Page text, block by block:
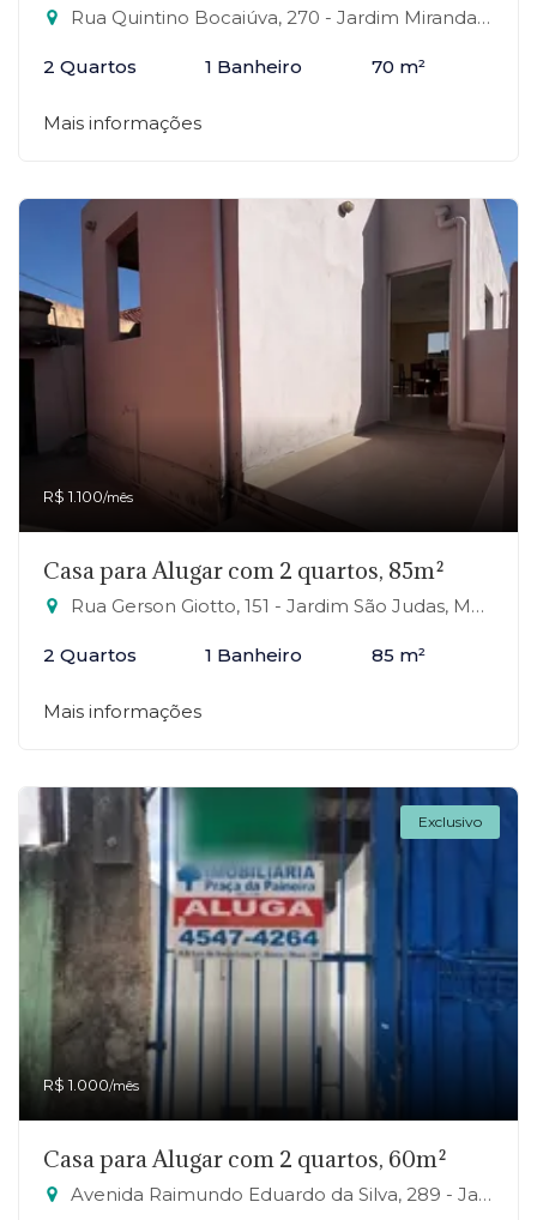
Rua Quintino Bocaiúva, 270 - Jardim Miranda D'Aviz, Mauá-SP
2 Quartos 1 Banheiro 70 m²
Mais informações
R$ 1.100/mês
Casa para Alugar com 2 quartos, 85m²
Rua Gerson Giotto, 151 - Jardim São Judas, Mauá-SP
2 Quartos 1 Banheiro 85 m²
Mais informações
Exclusivo
R$ 1.000/mês
Casa para Alugar com 2 quartos, 60m²
Avenida Raimundo Eduardo da Silva, 289 - Jardim Zaira, Mauá-SP